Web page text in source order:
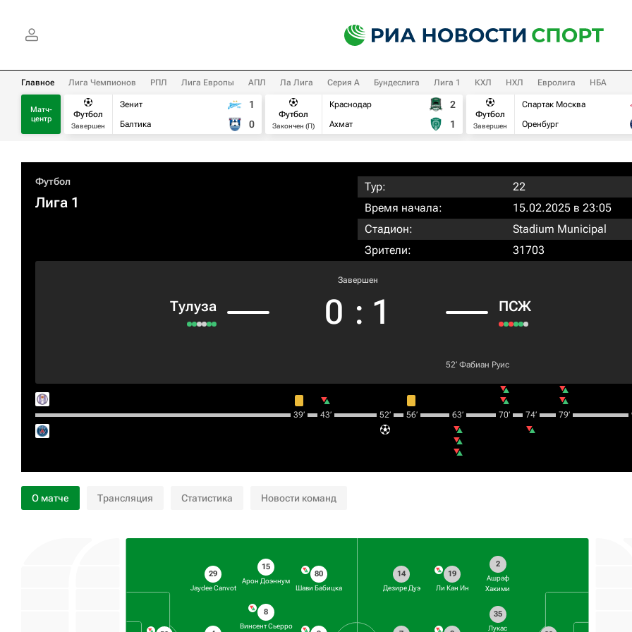
Главное Лига Чемпионов РПЛ Лига Европы АПЛ Ла Лига Серия А Бундеслига Лига 1 КХЛ НХЛ Евролига НБА
Матч-
центр
Футбол
Завершен
Зенит
Балтика
1
0
Футбол
Закончен (П)
Краснодар
Ахмат
2
1
Футбол
Завершен
Спартак Москва
Оренбург
Футбол
Лига 1
Тур:
22
Время начала:
15.02.2025 в 23:05
Стадион:
Stadium Municipal
Зрители:
31703
Тулуза
Завершен
0 : 1 ПСЖ
52‎’‎ Фабиан Руис
39‎’‎ 43‎’‎ 52‎’‎ 56‎’‎ 63‎’‎ 70‎’‎ 74‎’‎ 79‎’‎
О матче Трансляция Статистика Новости команд
29
Jaydee Canvot
15
Арон Доэннум
8
Винсент Сьерро
80
Шави Бабицка
2
Ашраф
Хакими
35
Лукас
19
Ли Кан Ин
14
Дезире Дуэ